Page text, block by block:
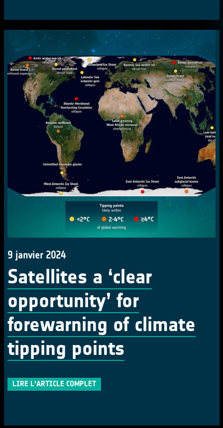
9 janvier 2024
Satellites a ‘clear
opportunity’ for
forewarning of climate
tipping points
LIRE L'ARTICLE COMPLET